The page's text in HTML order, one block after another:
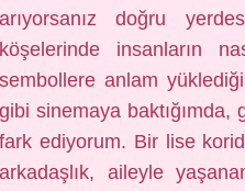
arıyorsanız doğru
köşelerinde insanların
sembollere anlam
gibi sinemaya baktığımda,
fark ediyorum. Bir lise
arkadaşlık, aileyle